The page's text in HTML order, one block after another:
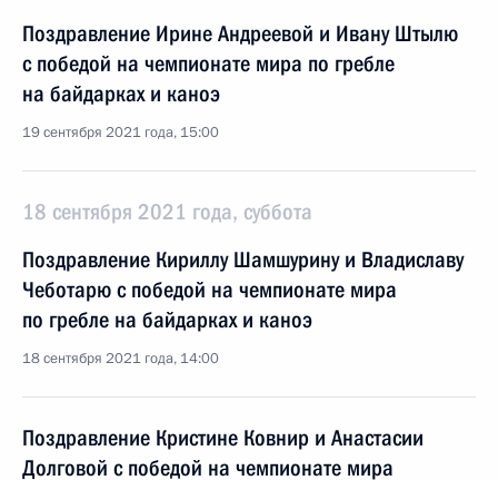
Поздравление Ирине Андреевой и Ивану Штылю
с победой на чемпионате мира по гребле
на байдарках и каноэ
19 сентября 2021 года, 15:00
18 сентября 2021 года, суббота
Поздравление Кириллу Шамшурину и Владиславу
Чеботарю с победой на чемпионате мира
по гребле на байдарках и каноэ
18 сентября 2021 года, 14:00
Поздравление Кристине Ковнир и Анастасии
Долговой с победой на чемпионате мира